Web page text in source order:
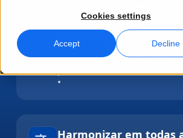
Cookies settings
Accept Decline
Consultoria e Outsourcing
Atinga e converta globalmente
Transforme áudio em ação
Garantia de qualidade
Dublagem eficiente em grande escala
Potencie a IA com dados de qualidade
Webinars on demand
Melhore a qualificação
já possui com cursos
tornar a sua experiência de
aprendizagem tão intuitiva
•
Harmonizar em todas